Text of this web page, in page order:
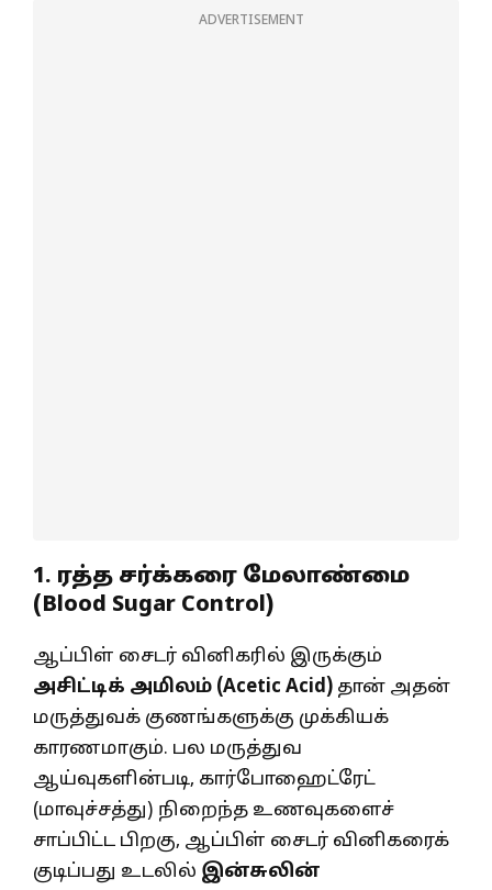
ADVERTISEMENT
1. ரத்த சர்க்கரை மேலாண்மை
(Blood Sugar Control)
ஆப்பிள் சைடர் வினிகரில் இருக்கும்
அசிட்டிக் அமிலம் (Acetic Acid) தான் அதன்
மருத்துவக் குணங்களுக்கு முக்கியக்
காரணமாகும். பல மருத்துவ
ஆய்வுகளின்படி, கார்போஹைட்ரேட்
(மாவுச்சத்து) நிறைந்த உணவுகளைச்
சாப்பிட்ட பிறகு, ஆப்பிள் சைடர் வினிகரைக்
குடிப்பது உடலில் இன்சுலின்